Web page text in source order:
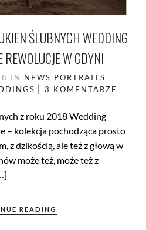
ŚLUBNYCH WEDDING
W GDYNI
IN NEWS PORTRAITS
3 KOMENTARZE
z roku 2018 Wedding
– kolekcja pochodząca prosto
z dzikością, ale też z głową w
może też, może też z
READING